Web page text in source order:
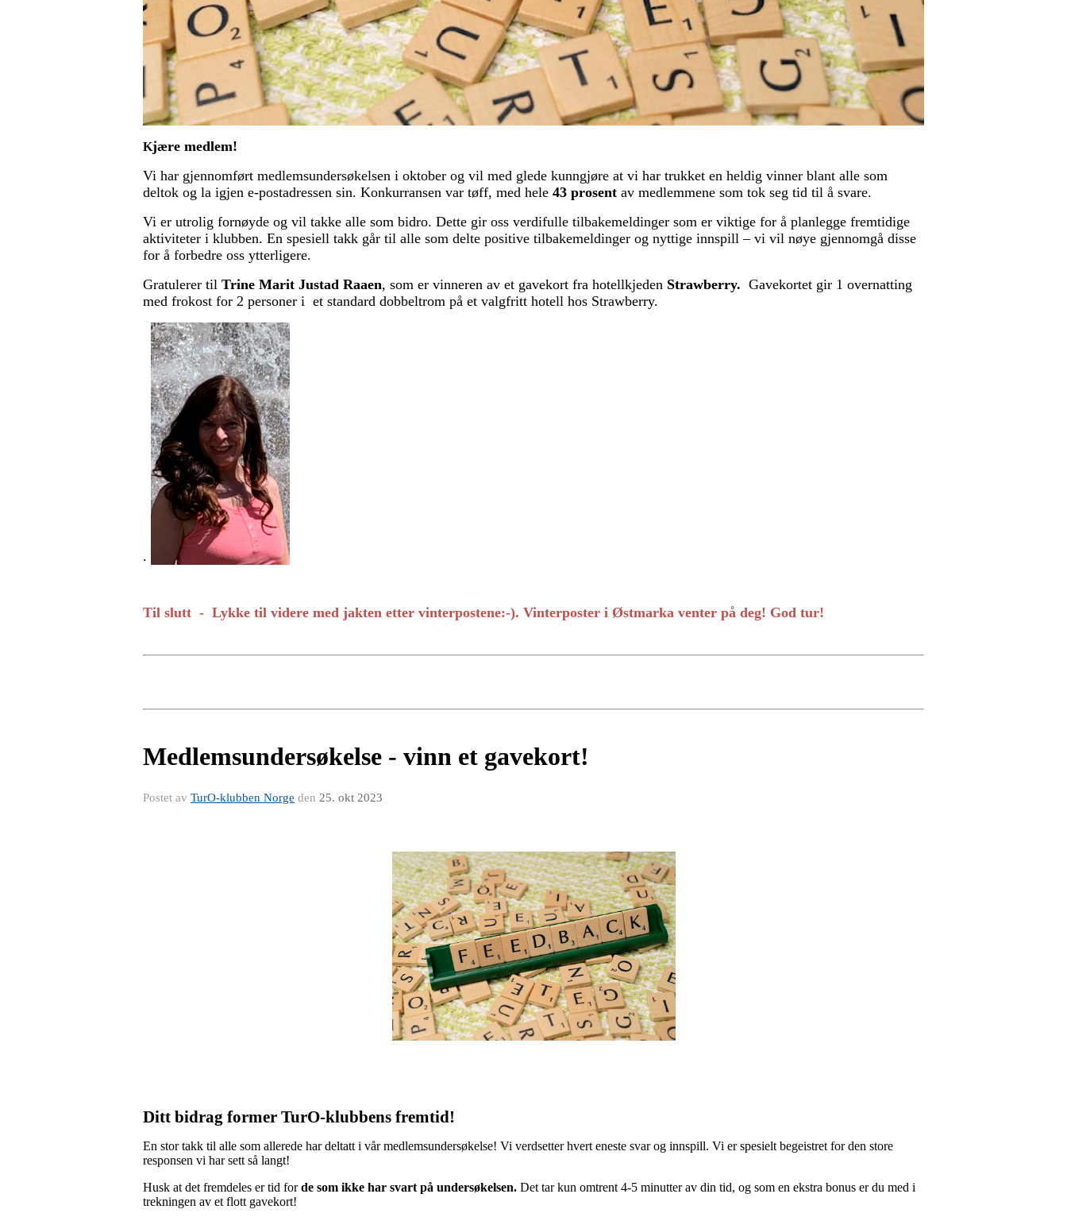
Kjære medlem!
Vi har gjennomført medlemsundersøkelsen i oktober og vil med glede kunngjøre at vi har trukket en heldig vinner blant alle som
deltok og la igjen e-postadressen sin. Konkurransen var tøff, med hele 43 prosent av medlemmene som tok seg tid til å svare.
Vi er utrolig fornøyde og vil takke alle som bidro. Dette gir oss verdifulle tilbakemeldinger som er viktige for å planlegge fremtidige
aktiviteter i klubben. En spesiell takk går til alle som delte positive tilbakemeldinger og nyttige innspill – vi vil nøye gjennomgå disse
for å forbedre oss ytterligere.
Gratulerer til Trine Marit Justad Raaen, som er vinneren av et gavekort fra hotellkjeden Strawberry. Gavekortet gir 1 overnatting
med frokost for 2 personer i et standard dobbeltrom på et valgfritt hotell hos Strawberry.
.
Til slutt - Lykke til videre med jakten etter vinterpostene:-). Vinterposter i Østmarka venter på deg! God tur!
Medlemsundersøkelse - vinn et gavekort!
Postet av TurO-klubben Norge den 25. okt 2023
Ditt bidrag former TurO-klubbens fremtid!
En stor takk til alle som allerede har deltatt i vår medlemsundersøkelse! Vi verdsetter hvert eneste svar og innspill. Vi er spesielt begeistret for den store
responsen vi har sett så langt!
Husk at det fremdeles er tid forde som ikke har svart på undersøkelsen. Det tar kun omtrent 4-5 minutter av din tid, og som en ekstra bonus er du med i
trekningen av et flott gavekort!